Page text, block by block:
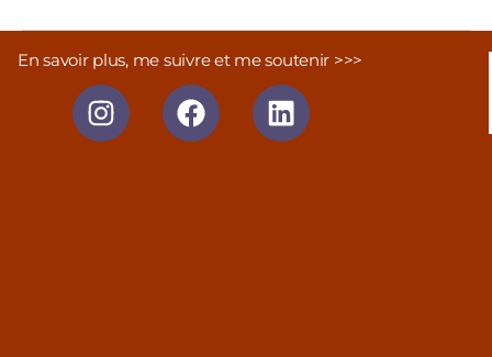
En savoir plus, me suivre et me soutenir >>>